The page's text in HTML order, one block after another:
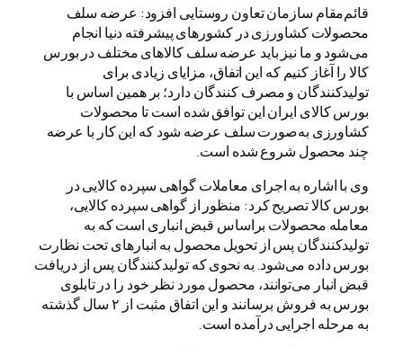
قائم‌مقام سازمان تعاون روستایی افزود: عرضه سلف
محصولات کشاورزی در کشورهای پیشرفته دنیا انجام
می‌شود و ما نیز باید عرضه سلف کالاهای مختلف در بورس
کالا را آغاز کنیم که این اتفاق، مزایای زیادی برای
تولیدکنندگان و مصرف کنندگان دارد؛ بر همین اساس با
بورس کالای ایران این توافق شده است تا محصولات
کشاورزی به‌صورت سلف عرضه شود که این کار با عرضه
چند محصول شروع شده است.
وی با اشاره به اجرای معاملات گواهی سپرده کالایی در
بورس کالا تصریح کرد: منظور از گواهی سپرده کالایی،
معامله محصولات براساس قبض انباری است که به
تولیدکنندگان پس از تحویل محصول به انبارهای تحت نظارت
بورس داده می‌شود. به نحوی که تولیدکنندگان پس از دریافت
قبض انبار می‌توانند، محصول مورد نظر خود را در تابلوی
بورس به فروش برسانند و این اتفاق مثبت از ۲ سال گذشته
به مرحله اجرایی درآمده است.